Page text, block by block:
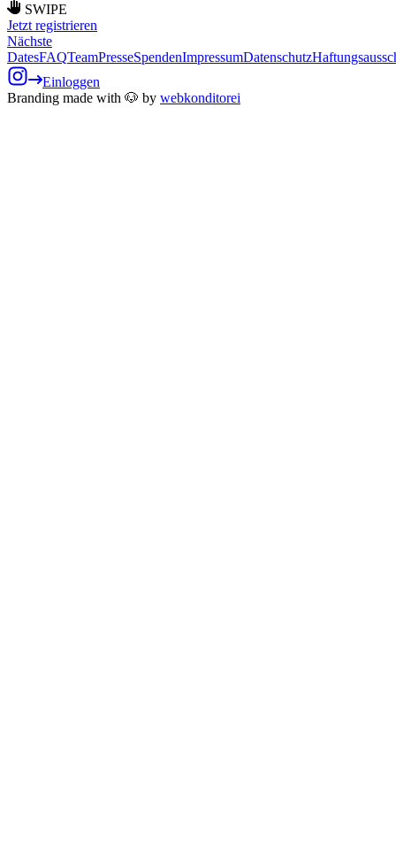
SWIPE
Jetzt registrieren
Nächste
DatesFAQTeamPresseSpendenImpressumDatenschutz
Einloggen
Branding made with 🐶 by webkonditorei